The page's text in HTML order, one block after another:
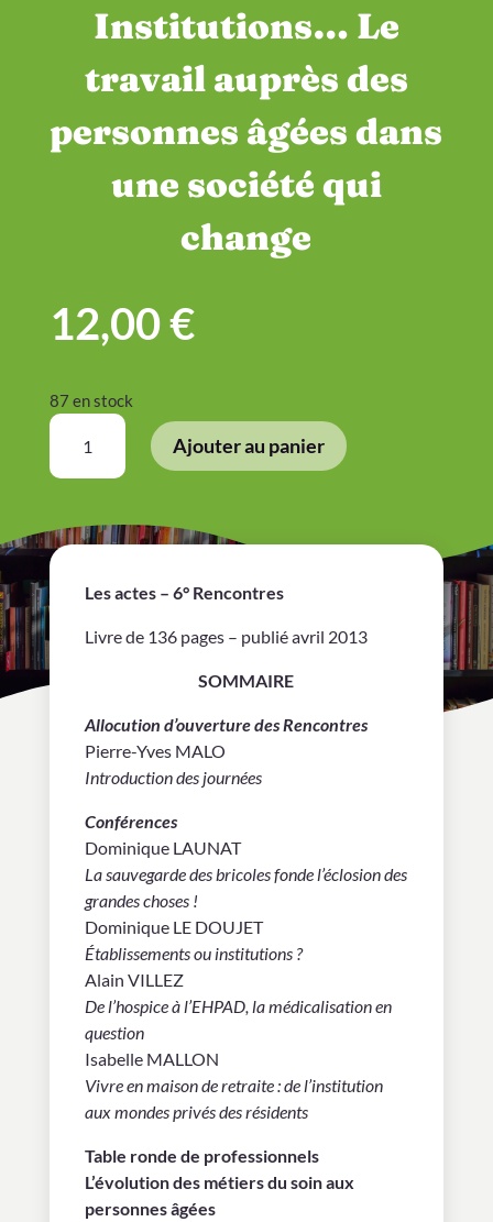
Institutions… Le
travail auprès des
personnes âgées dans
une société qui
change
12,00€
87 en stock
quantité
Institutions…
travail
auprès
des
personnes
âgées
une
société
change
Ajouter au panier
Les actes – 6° Rencontres
Livre de 136 pages – publié avril 2013
SOMMAIRE
Allocution d’ouverture des Rencontres
Pierre-Yves MALO
Introduction des journées
Conférences
Dominique LAUNAT
La sauvegarde des bricoles fonde l’éclosion des
grandes choses !
Dominique LE DOUJET
Établissements ou institutions ?
Alain VILLEZ
De l’hospice à l’EHPAD, la médicalisation en
question
Isabelle MALLON
Vivre en maison de retraite : de l’institution
aux mondes privés desrésidents
Table ronde de professionnels
L’évolution des métiers du soin aux
personnes âgées